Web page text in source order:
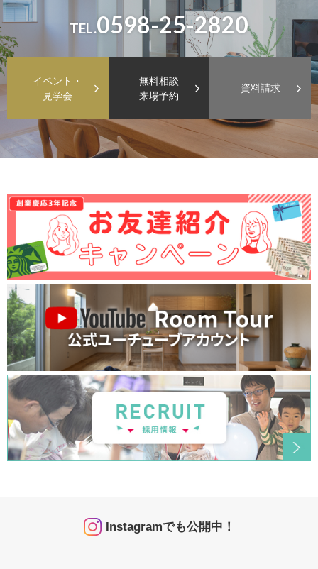
TEL.0598-25-2820
イベント・
見学会
無料相談
来場予約
資料請求
Instagramでも公開中！